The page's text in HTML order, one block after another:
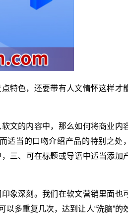
特色，还要带有人文情怀这样才
文的内容中，那么如何将商业内
适当的口吻介绍产品的特别之处，
三、可在标题或导语中适当添加
象深刻。我们在软文营销里面也
多重复几次，达到让人“洗脑”的